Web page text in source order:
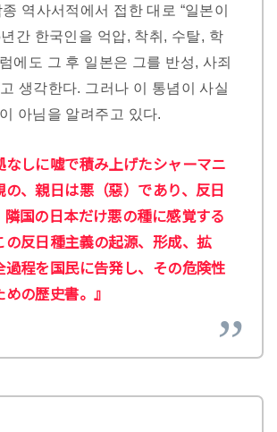
역사서적에서 접한 대로 “일본이
간 한국인을 억압, 착취, 수탈, 학
에도 그 후 일본은 그를 반성, 사죄
생각한다. 그러나 이 통념이 사실
아님을 알려주고 있다.
なしに嘘で積み上げたシャーマニ
の、親日は悪（惡）であり、反日
隣国の日本だけ悪の種に感覚する
の反日種主義の起源、形成、拡
過程を国民に告発し、その危険性
の歴史書。』